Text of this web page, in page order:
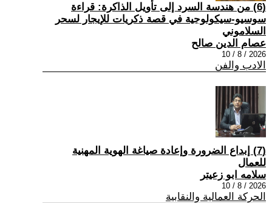
(6) من هندسة السرد إلى تأويل الذاكرة: قراءة
سوسيو-سيكولوجية في قصة ذكريات للإيجار لسحر
السلاموني
عصام الدين صالح
2026 / 8 / 10
الادب والفن
(7) إبداع الضرورة وإعادة صياغة الهوية المهنية
للعمال
سلامه ابو زعيتر
2026 / 8 / 10
الحركة العمالية والنقابية